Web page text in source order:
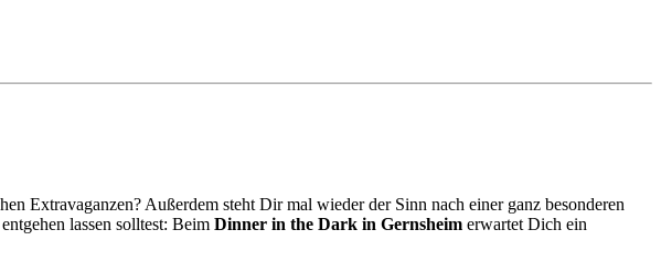
Extravaganzen? Außerdem steht Dir mal wieder der Sinn nach einer ganz besonderen
lassen solltest: Beim Dinner in the Dark in Gernsheim erwartet Dich ein